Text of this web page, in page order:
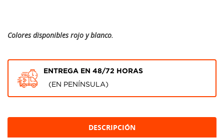
Colores disponibles rojo y blanco.
ENTREGA EN 48/72 HORAS
(EN PENÍNSULA)
DESCRIPCIÓN